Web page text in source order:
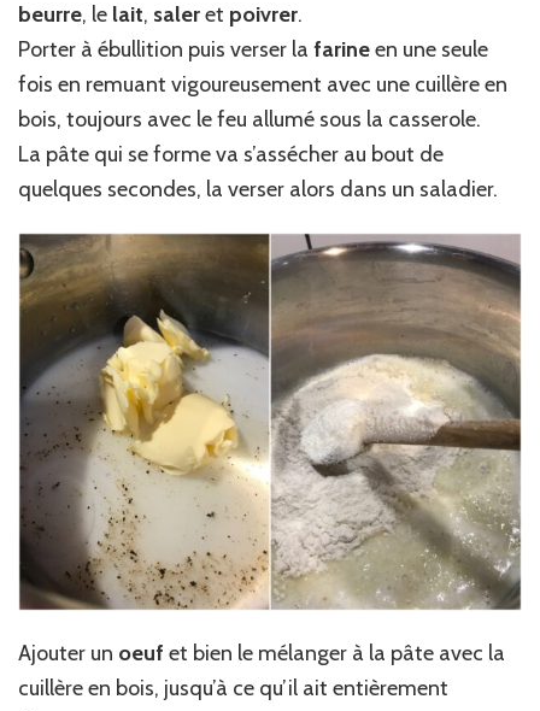
beurre, le lait, saleret poivrer.
Porter à ébullition puis verser la farineen une seule
fois en remuant vigoureusement avec une cuillère en
bois, toujours avec le feu allumé sous la casserole.
La pâte qui se forme va s’assécher au bout de
quelques secondes, la verser alors dans un saladier.
Ajouter un oeuf et bien le mélanger à la pâte avec la
cuillère en bois, jusqu’à ce qu’il ait entièrement